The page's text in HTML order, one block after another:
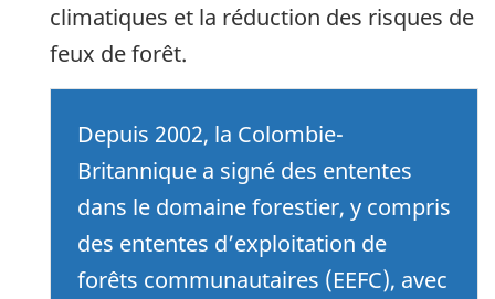
climatiques et la réduction des risques de
feux de forêt.
Depuis 2002, la Colombie-
Britannique a signé des ententes
dans le domaine forestier, y compris
des ententes d’exploitation de
forêts communautaires (EEFC), avec